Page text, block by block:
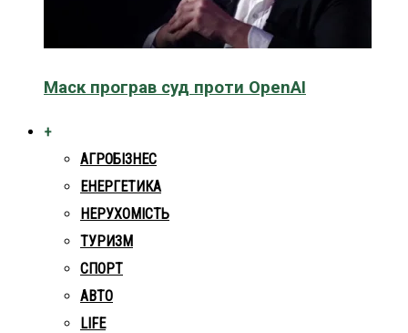
Маск програв суд проти OpenAI
+
АГРОБІЗНЕС
ЕНЕРГЕТИКА
НЕРУХОМІСТЬ
ТУРИЗМ
СПОРТ
АВТО
LIFE